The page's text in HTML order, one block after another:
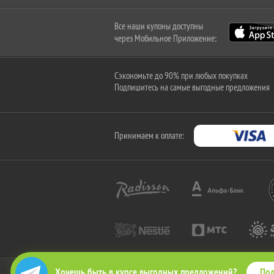
Все наши купоны доступны
через Мобильное Приложение:
Сэкономьте до 90% при любых покупках
Подпишитесь на самые выгодные предложения
Принимаем к оплате: